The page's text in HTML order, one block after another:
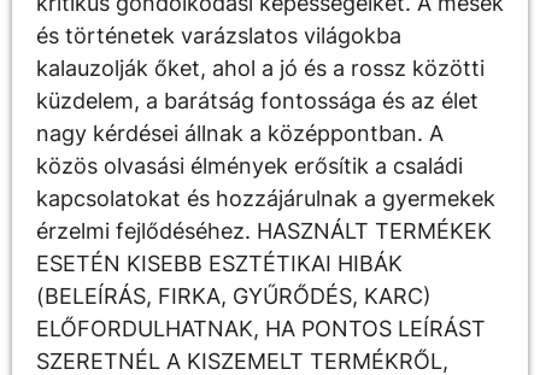
és történetek varázslatos világokba
kalauzolják őket, ahol a jó és a rossz közötti
küzdelem, a barátság fontossága és az élet
nagy kérdései állnak a középpontban. A
közös olvasási élmények erősítik a családi
kapcsolatokat és hozzájárulnak a gyermekek
érzelmi fejlődéséhez. HASZNÁLT TERMÉKEK
ESETÉN KISEBB ESZTÉTIKAI HIBÁK
(BELEÍRÁS, FIRKA, GYŰRŐDÉS, KARC)
ELŐFORDULHATNAK, HA PONTOS LEÍRÁST
SZERETNÉL A KISZEMELT TERMÉKRŐL,